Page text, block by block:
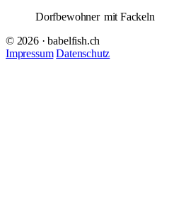
Dorfbewohner mit Fackeln
© 2026 · babelfish.ch
Impressum Datenschutz